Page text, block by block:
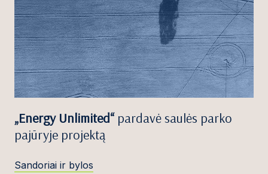
„Energy Unlimited“ pardavė saulės parko
pajūryje projektą
Sandoriai ir bylos